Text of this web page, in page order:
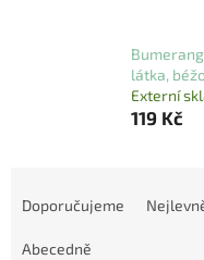
látka,
Externí
119 Kč
Doporučujeme
Abecedně